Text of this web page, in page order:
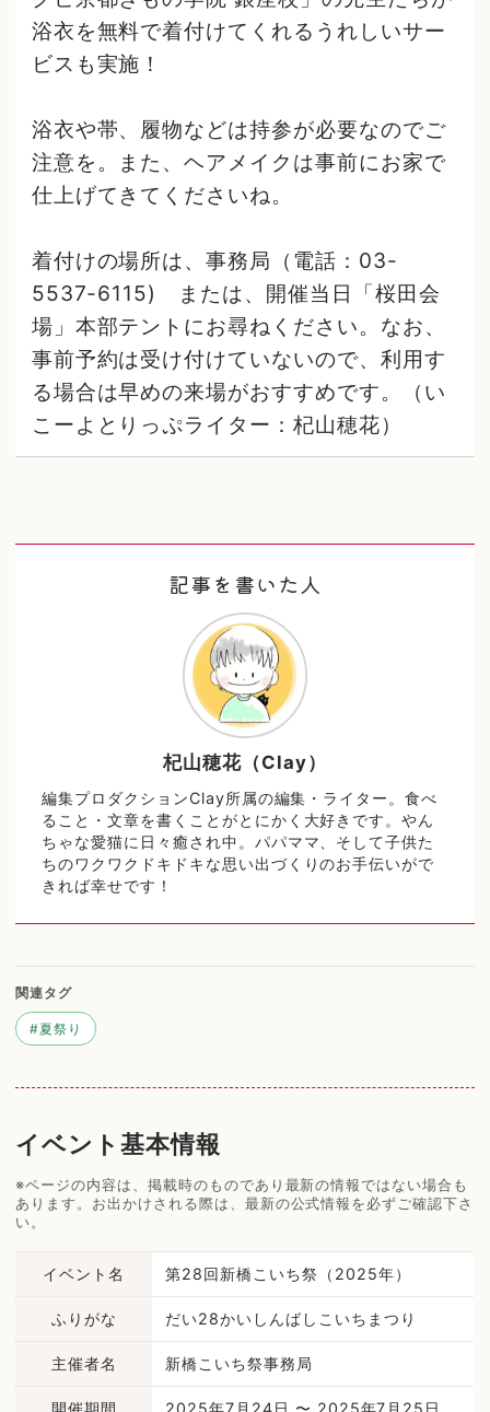
浴衣を無料で着付けてくれるうれしいサー
ビスも実施！
浴衣や帯、履物などは持参が必要なのでご
注意を。また、ヘアメイクは事前にお家で
仕上げてきてくださいね。
着付けの場所は、事務局（電話：03-
5537-6115) または、開催当日「桜田会
場」本部テントにお尋ねください。なお、
事前予約は受け付けていないので、利用す
る場合は早めの来場がおすすめです。（い
こーよとりっぷライター：杞山穂花）
記事を書いた人
杞山穂花（Clay）
編集プロダクションClay所属の編集・ライター。食べ
ること・文章を書くことがとにかく大好きです。やん
ちゃな愛猫に日々癒され中。パパママ、そして子供た
ちのワクワクドキドキな思い出づくりのお手伝いがで
きれば幸せです！
関連タグ
#夏祭り
イベント基本情報
※ページの内容は、掲載時のものであり最新の情報ではない場合も
あります。お出かけされる際は、最新の公式情報を必ずご確認下さ
い。
イベント名 第28回新橋こいち祭（2025年）
ふりがな だい28かいしんばしこいちまつり
主催者名 新橋こいち祭事務局